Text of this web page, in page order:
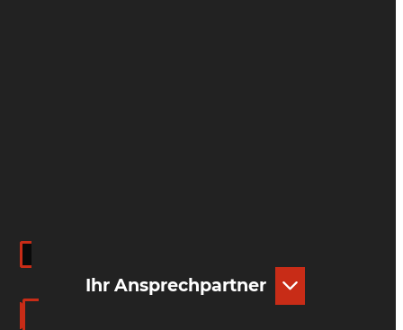
Ihr Ansprechpartner